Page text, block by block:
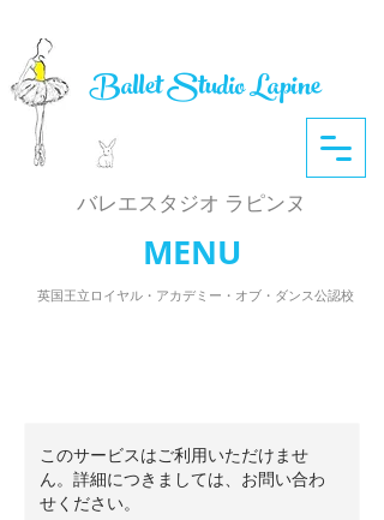
英国王立ロイヤル・アカデミー・オブ・ダンス公認校
​バレエスタジオ ラピンヌ
Ballet Studio Lapine
MENU
このサービスはご利用いただけませ
ん。詳細につきましては、お問い合わ
せください。